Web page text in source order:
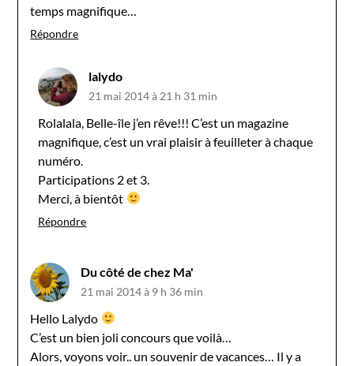
temps magnifique…
Répondre
lalydo
21 mai 2014 à 21 h 31 min
Rolalala, Belle-île j’en rêve!!! C’est un magazine
magnifique, c’est un vrai plaisir à feuilleter à chaque
numéro.
Participations 2 et 3.
Merci, à bientôt
Répondre
Du côté de chez Ma'
21 mai 2014 à 9 h 36 min
Hello Lalydo
C’est un bien joli concours que voilà…
Alors, voyons voir.. un souvenir de vacances… Il y a